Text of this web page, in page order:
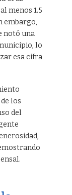
menos 1.5
embargo,
notó una
lo
esa cifra
los
del